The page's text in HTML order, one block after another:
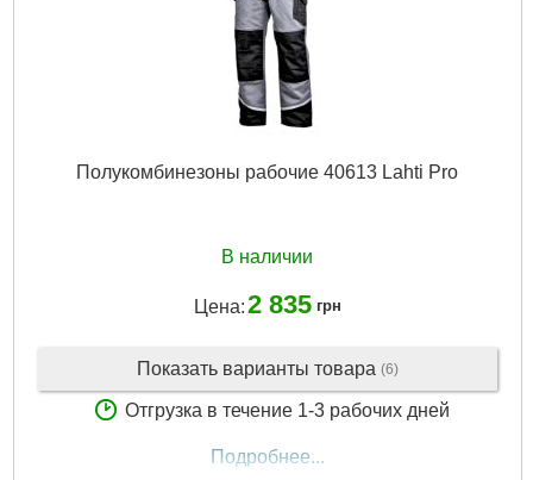
Полукомбинезоны рабочие 40613 Lahti Pro
В наличии
Цена:2 835 грн
Показать варианты товара (6)
Отгрузка в течение 1-3 рабочих дней
Подробнее...